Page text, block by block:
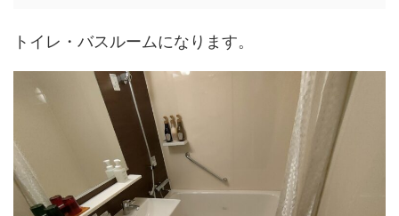
トイレ・バスルームになります。